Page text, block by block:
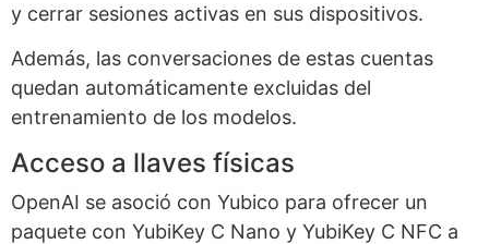
y cerrar sesiones activas en sus dispositivos.
Además, las conversaciones de estas cuentas
quedan automáticamente excluidas del
entrenamiento de los modelos.
Acceso a llaves físicas
OpenAI se asoció con Yubico para ofrecer un
paquete con YubiKey C Nano y YubiKey C NFC a